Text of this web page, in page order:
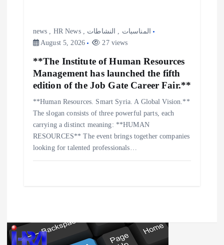
news , HR News, المناسبات ,
النشاطات
August 5, 2026
27 views
**The Institute of Human Resources
Management has launched the fifth
edition of the Job Gate Career Fair.**
**Human Resources. Smart Syria. A Global Vision.**
The slogan consists of three powerful parts, each
carrying a distinct meaning: **HUMAN
RESOURCES** The event brings together companies
looking for talented professionals…